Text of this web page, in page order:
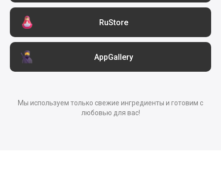
RuStore
AppGallery
Мы используем только свежие ингредиенты и готовим с
любовью для вас!